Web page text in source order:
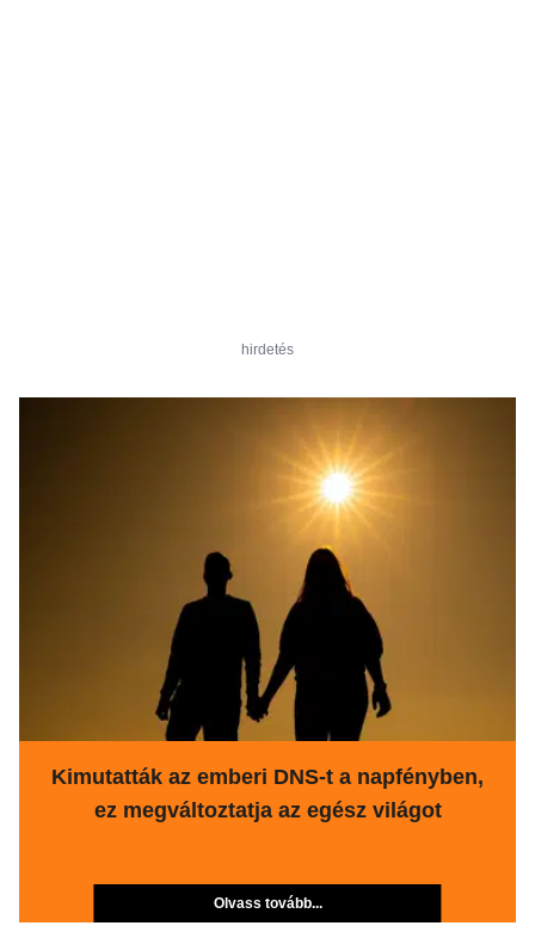
hirdetés
Kimutatták az emberi DNS-t a napfényben,
ez megváltoztatja az egész világot
Olvass tovább...